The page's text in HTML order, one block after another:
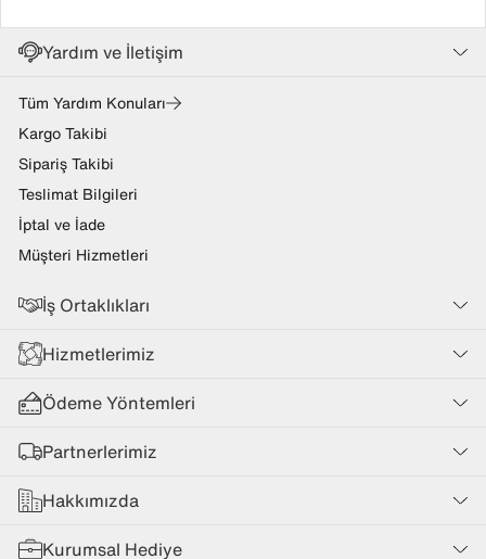
Yardım ve İletişim
Tüm Yardım Konuları
Kargo Takibi
Sipariş Takibi
Teslimat Bilgileri
İptal ve İade
Müşteri Hizmetleri
İş Ortaklıkları
Hizmetlerimiz
Ödeme Yöntemleri
Partnerlerimiz
Hakkımızda
Kurumsal Hediye